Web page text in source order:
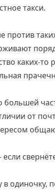
такси.
против
каких-
от
в